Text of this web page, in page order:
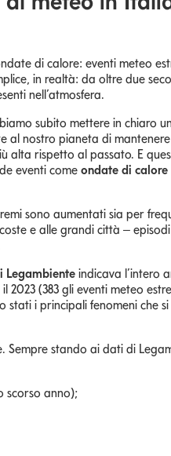
di calore: eventi meteo
in realtà: da oltre due
nell’atmosfera.
subito mettere in chiaro
al nostro pianeta di
alta rispetto al passato. E
eventi come ondate di calore
sono aumentati sia per
e alle grandi città –
Legambiente indicava l’intero
(383 gli eventi meteo
stati i principali fenomeni che
stando ai dati di
scorso anno);